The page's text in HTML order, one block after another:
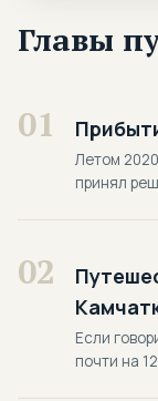
Главы
01
Летом
принял
02
Если
почти на